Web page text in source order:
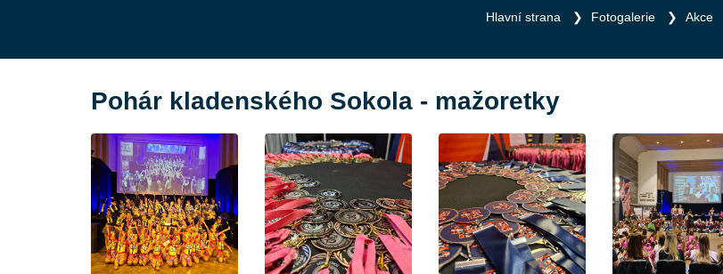
Hlavní strana Fotogalerie Akce
Pohár kladenského Sokola - mažoretky